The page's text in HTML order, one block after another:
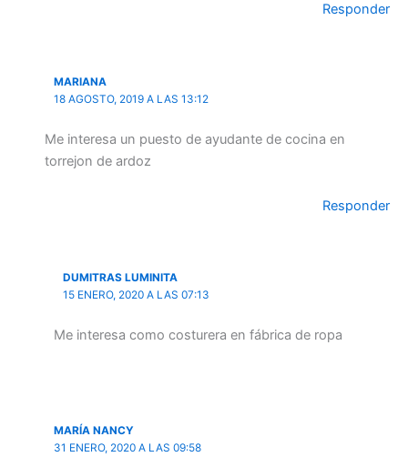
Responder
MARIANA
18 AGOSTO, 2019 A LAS 13:12
Me interesa un puesto de ayudante de cocina en
torrejon de ardoz
Responder
DUMITRAS LUMINITA
15 ENERO, 2020 A LAS 07:13
Me interesa como costurera en fábrica de ropa
MARÍA NANCY
31 ENERO, 2020 A LAS 09:58